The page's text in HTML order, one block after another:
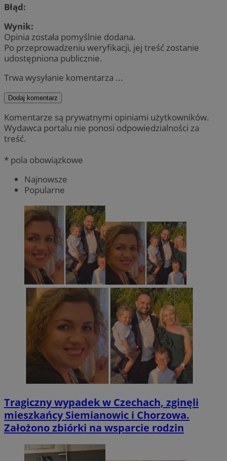
Błąd:
Wynik:
Opinia została pomyślnie dodana.
Po przeprowadzeniu weryfikacji, jej treść zostanie
udostępniona publicznie.
Trwa wysyłanie komentarza ...
Dodaj komentarz
Komentarze są prywatnymi opiniami użytkowników.
Wydawca portalu nie ponosi odpowiedzialności za
treść.
* pola obowiązkowe
Najnowsze
Popularne
Tragiczny wypadek w Czechach, zginęli
mieszkańcy Siemianowic i Chorzowa.
Założono zbiórki na wsparcie rodzin